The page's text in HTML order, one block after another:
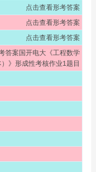
点击查看形考答案
点击查看形考答案
点击查看形考答案
答案国开电大《工程数学
）》形成性考核作业1题目